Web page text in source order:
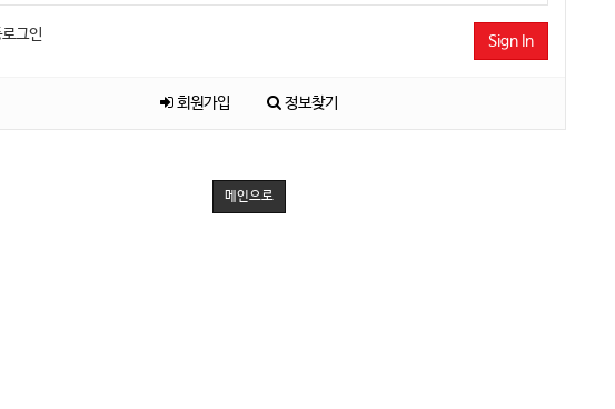
그인 Sign In
회원가입 정보찾기
메인으로